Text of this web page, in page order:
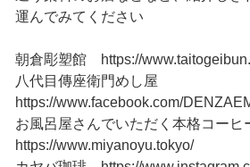
運んでみてください
朝倉彫塑館 https://
八代目傳座衛門めし屋
https://www.facebook.com/
お風呂屋さんでいただく本格コー
https://www.miyanoyu.tokyo/